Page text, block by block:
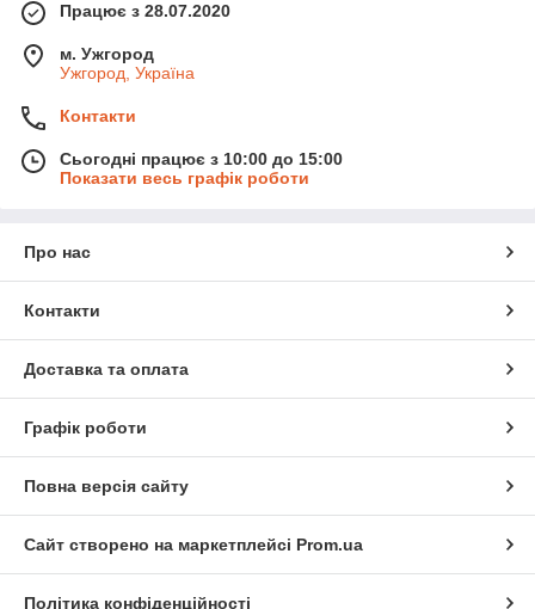
Працює з 28.07.2020
м. Ужгород
Ужгород, Україна
Контакти
Сьогодні працює з 10:00 до 15:00
Показати весь графік роботи
Про нас
Контакти
Доставка та оплата
Графік роботи
Повна версія сайту
Сайт створено на маркетплейсі Prom.ua
Політика конфіденційності